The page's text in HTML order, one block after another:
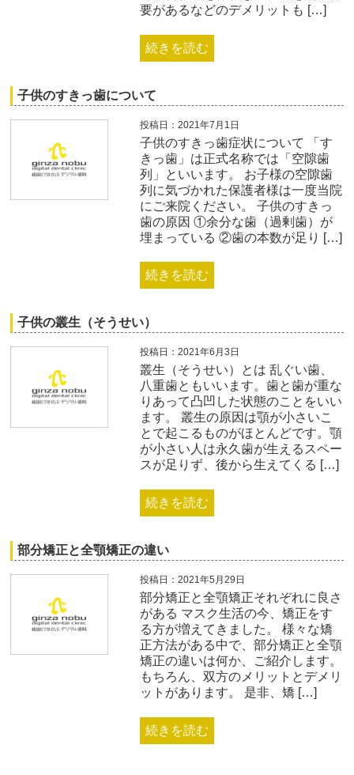
要があるなどのデメリットも […]
続きを読む
子供のすきっ歯について
投稿日：2021年7月1日
子供のすきっ歯症状について 「す
きっ歯」は正式名称では「空隙歯
列」といいます。 お子様の空隙歯
列に気づかれた保護者様は一度当院
にご来院ください。 子供のすきっ
歯の原因 ①余分な歯（過剰歯）が
埋まっている ②歯の本数が足り […]
続きを読む
子供の叢生（そうせい）
投稿日：2021年6月3日
叢生（そうせい）とは 乱ぐい歯、
八重歯ともいいます。歯と歯が重な
りあって凸凹した状態のことをいい
ます。 叢生の原因は顎が小さいこ
とで起こるものがほとんどです。顎
が小さい人は永久歯が生えるスペー
スが足りず、後から生えてくる […]
続きを読む
部分矯正と全顎矯正の違い
投稿日：2021年5月29日
部分矯正と全顎矯正それぞれに良さ
がある マスク生活の今、矯正をす
る方が増えてきました。 様々な矯
正方法がある中で、部分矯正と全顎
矯正の違いは何か、ご紹介します。
もちろん、双方のメリットとデメリ
ットがあります。 是非、矯 […]
続きを読む